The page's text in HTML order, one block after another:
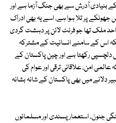
بنیادی آدرش سے بھی جنگ آزما ہے اور
پر تلا ہوا ہے، اسے یہ بھی ادراک
ملک تھا جو فرنٹ لائن پر دہشت گردی
اس کے سامنے انسانیت کے مشترکہ
رکھتا ہے اور چین پاکستان کے
امن، علاقائی ترقی اور عوام کی
دلانے میں بھی پاکستان کے شانہ بشانہ
جنون، استعمار پسندی اور مسلمانوں